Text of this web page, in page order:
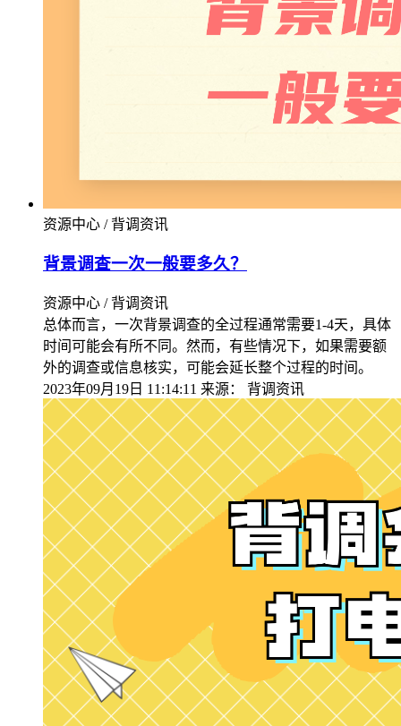
资源中心 / 背调资讯
背景调查一次一般要多久？
资源中心 / 背调资讯
总体而言，一次背景调查的全过程通常需要1-4天，具体
时间可能会有所不同。然而，有些情况下，如果需要额
外的调查或信息核实，可能会延长整个过程的时间。
2023年09月19日 11:14:11 来源： 背调资讯